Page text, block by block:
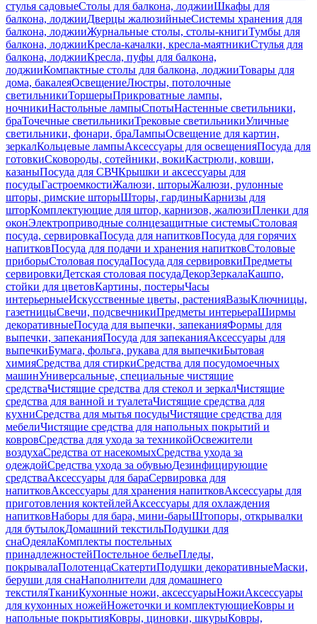
стулья садовыеСтолы для балкона, лоджииШкафы для
балкона, лоджииДверцы жалюзийныеСистемы хранения для
балкона, лоджииЖурнальные столы, столы-книгиТумбы для
балкона, лоджииКресла-качалки, кресла-маятникиСтулья для
балкона, лоджииКресла, пуфы для балкона,
лоджииКомпактные столы для балкона, лоджииТовары для
дома, бакалеяОсвещениеЛюстры, потолочные
светильникиТоршерыПрикроватные лампы,
ночникиНастольные лампыСпотыНастенные светильники,
браТочечные светильникиТрековые светильникиУличные
светильники, фонари, браЛампыОсвещение для картин,
зеркалКольцевые лампыАксессуары для освещенияПосуда для
готовкиСковороды, сотейники, вокиКастрюли, ковши,
казаныПосуда для СВЧКрышки и аксессуары для
посудыГастроемкостиЖалюзи, шторыЖалюзи, рулонные
шторы, римские шторыШторы, гардиныКарнизы для
шторКомплектующие для штор, карнизов, жалюзиПленки для
оконЭлектроприводные солнцезащитные системыСтоловая
посуда, сервировкаПосуда для напитковПосуда для горячих
напитковПосуда для подачи и хранения напитковСтоловые
приборыСтоловая посудаПосуда для сервировкиПредметы
сервировкиДетская столовая посудаДекорЗеркалаКашпо,
стойки для цветовКартины, постерыЧасы
интерьерныеИскусственные цветы, растенияВазыКлючницы,
газетницыСвечи, подсвечникиПредметы интерьераШирмы
декоративныеПосуда для выпечки, запеканияФормы для
выпечки, запеканияПосуда для запеканияАксессуары для
выпечкиБумага, фольга, рукава для выпечкиБытовая
химияСредства для стиркиСредства для посудомоечных
машинУниверсальные, специальные чистящие
средстваЧистящие средства для стекол и зеркалЧистящие
средства для ванной и туалетаЧистящие средства для
кухниСредства для мытья посудыЧистящие средства для
мебелиЧистящие средства для напольных покрытий и
ковровСредства для ухода за техникойОсвежители
воздухаСредства от насекомыхСредства ухода за
одеждойСредства ухода за обувьюДезинфицирующие
средстваАксессуары для бараСервировка для
напитковАксессуары для хранения напитковАксессуары для
приготовления коктейлейАксессуары для охлаждения
напитковНаборы для бара, мини-барыШтопоры, открывалки
для бутылокДомашний текстильПодушки для
снаОдеялаКомплекты постельных
принадлежностейПостельное бельеПледы,
покрывалаПолотенцаСкатертиПодушки декоративныеМаски,
беруши для снаНаполнители для домашнего
текстиляТканиКухонные ножи, аксессуарыНожиАксессуары
для кухонных ножейНожеточки и комплектующиеКовры и
напольные покрытияКовры, циновки, шкурыКовры,